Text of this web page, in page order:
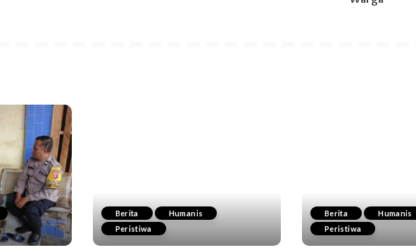
Berita
Humanis
Peristiwa
Berita
Humanis
Peristiwa